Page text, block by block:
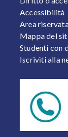
Accessibilità
Area
Mappa del
Studenti con
Iscriviti alla